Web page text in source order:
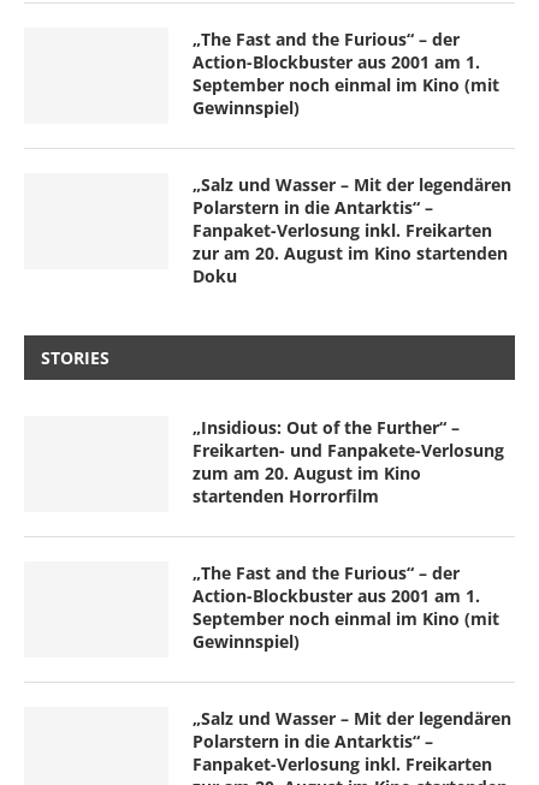
„The Fast and the Furious“ – der
Action-Blockbuster aus 2001 am 1.
September noch einmal im Kino (mit
Gewinnspiel)
„Salz und Wasser – Mit der legendären
Polarstern in die Antarktis“ –
Fanpaket-Verlosung inkl. Freikarten
zur am 20. August im Kino startenden
Doku
STORIES
„Insidious: Out of the Further“ –
Freikarten- und Fanpakete-Verlosung
zum am 20. August im Kino
startenden Horrorfilm
„The Fast and the Furious“ – der
Action-Blockbuster aus 2001 am 1.
September noch einmal im Kino (mit
Gewinnspiel)
„Salz und Wasser – Mit der legendären
Polarstern in die Antarktis“ –
Fanpaket-Verlosung inkl. Freikarten